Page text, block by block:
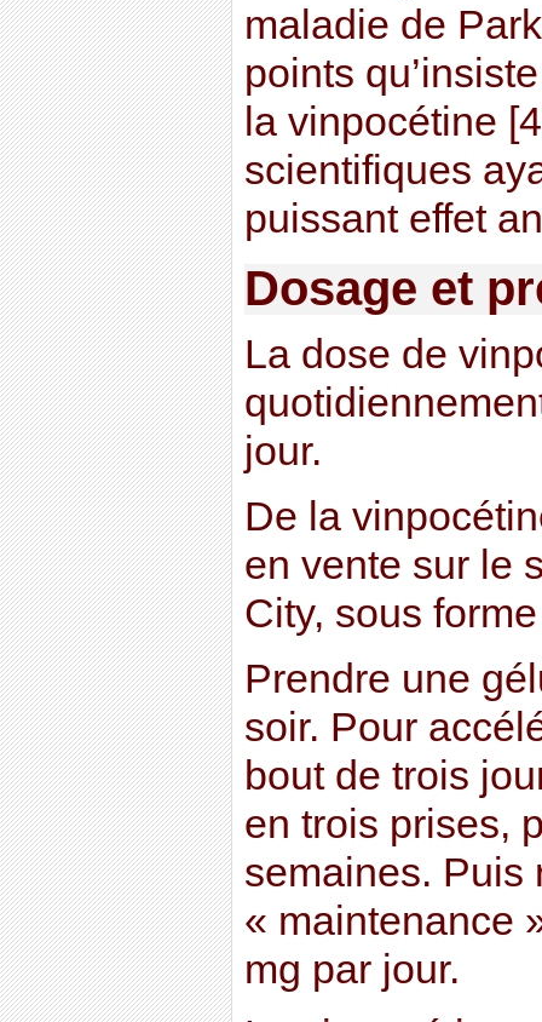
maladie de
points
la vinpocétine
scientifiques
puissant effet
Dosage et
La dose de
jour.
De la
en vente sur le
City, sous
Prendre une
soir. Pour
bout de trois
en trois prises,
semaines. Puis
« maintenance
mg par jour.